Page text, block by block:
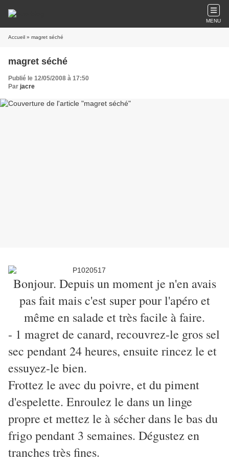
MENU
Accueil » magret séché
magret séché
Publié le 12/05/2008 à 17:50
Par jacre
Bonjour. Depuis un moment je n'en avais
pas fait mais c'est super pour l'apéro et
même en salade et très facile à faire.
- 1 magret de canard, recouvrez-le gros sel
sec pendant 24 heures, ensuite rincez le et
essuyez-le bien.
Frottez le avec du poivre, et du piment
d'espelette. Enroulez le dans un linge
propre et mettez le à sécher dans le bas du
frigo pendant 3 semaines. Dégustez en
tranches très fines.